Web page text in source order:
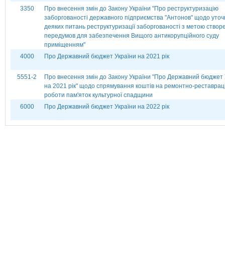
3350
Про внесення змін до Закону України "Про реструктуризацію
заборгованості державного підприємства "Антонов" щодо
деяких питань реструктуризації заборгованості з метою
передумов для забезпечення Вищого антикорупційного суду
приміщенням"
4000
Про Державний бюджет України на 2021 рік
5551-2
Про внесення змін до Закону України "Про Державний бюджет
на 2021 рік" щодо спрямування коштів на ремонтно-
роботи пам'яток культурної спадщини
6000
Про Державний бюджет України на 2022 рік